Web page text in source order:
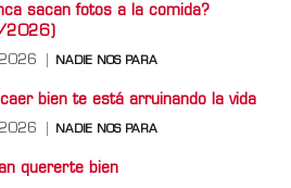
sacan fotos a la comida?
2026)
NADIE NOS PARA
bien te está arruinando la vida
NADIE NOS PARA
quererte bien